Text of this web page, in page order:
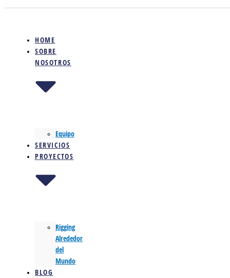
HOME
SOBRE
NOSOTROS
Equipo
SERVICIOS
PROYECTOS
Rigging
Alrededor
del
Mundo
BLOG